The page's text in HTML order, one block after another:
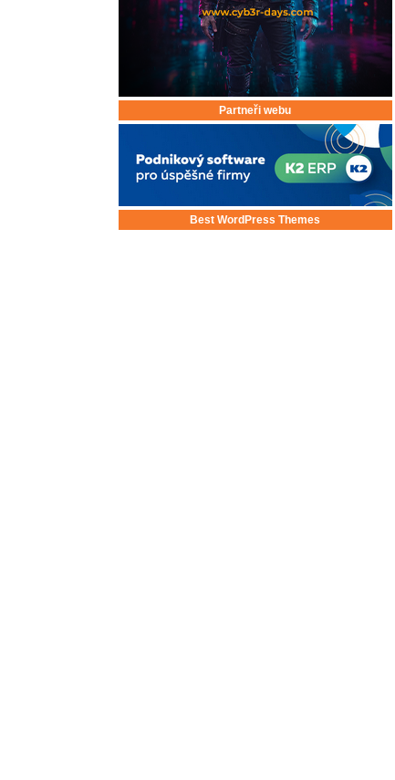
Partneři webu
Best WordPress Themes